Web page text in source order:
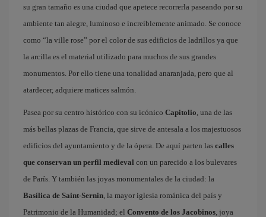
su gran tamaño es una ciudad que apetece recorrerla paseando por su
ambiente tan alegre, luminoso e increíblemente animado. Se conoce
como “la ville rose” por el color de sus edificios de ladrillos ya que
la arcilla es el material utilizado para muchos de sus grandes
monumentos. Por ello tiene una tonalidad anaranjada, pero que al
atardecer, adquiere matices salmón.
Pasea por su centro histórico con su icónico Capitolio, una de las
más bellas plazas de Francia, que sirve de antesala a los majestuosos
edificios del ayuntamiento y de la ópera. De aquí parten las calles
que conservan un perfil medieval con un parecido a los bulevares
de París. Y también las joyas monumentales de la ciudad: la
Basílica de Saint-Sernin, la mayor iglesia románica del país y
Patrimonio de la Humanidad; el Convento de los Jacobinos, joya